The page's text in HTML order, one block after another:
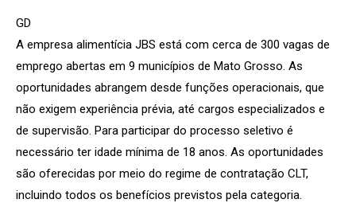
GD
A empresa alimentícia JBS está com cerca de 300 vagas de
emprego abertas em 9 municípios de Mato Grosso. As
oportunidades abrangem desde funções operacionais, que
não exigem experiência prévia, até cargos especializados e
de supervisão. Para participar do processo seletivo é
necessário ter idade mínima de 18 anos. As oportunidades
são oferecidas por meio do regime de contratação CLT,
incluindo todos os benefícios previstos pela categoria.